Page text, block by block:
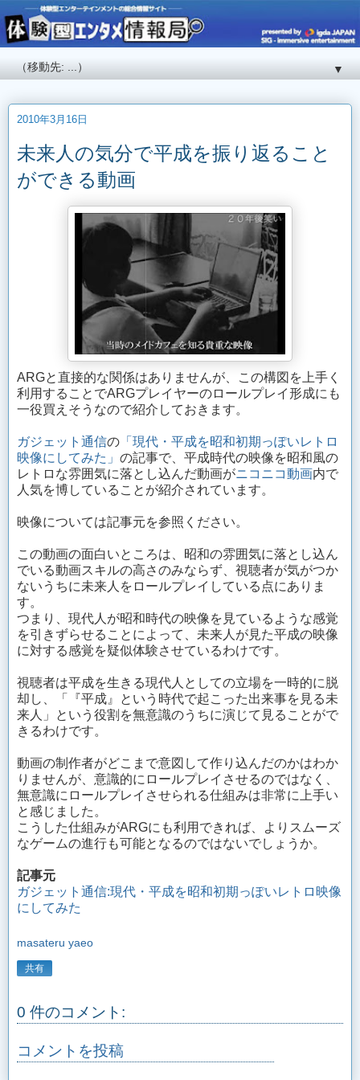
▼
2010年3月16日
未来人の気分で平成を振り返ること
ができる動画
ARGと直接的な関係はありませんが、この構図を上手く
利用することでARGプレイヤーのロールプレイ形成にも
一役買えそうなので紹介しておきます。
ガジェット通信の 「現代・平成を昭和初期っぽいレトロ
映像にしてみた」 の記事で、平成時代の映像を昭和風の
レトロな雰囲気に落とし込んだ動画がニコニコ動画内で
人気を博していることが紹介されています。
映像については記事元を参照ください。
この動画の面白いところは、昭和の雰囲気に落とし込ん
でいる動画スキルの高さのみならず、視聴者が気がつか
ないうちに未来人をロールプレイしている点にありま
す。
つまり、現代人が昭和時代の映像を見ているような感覚
を引きずらせることによって、未来人が見た平成の映像
に対する感覚を疑似体験させているわけです。
視聴者は平成を生きる現代人としての立場を一時的に脱
却し、「『平成』という時代で起こった出来事を見る未
来人」という役割を無意識のうちに演じて見ることがで
きるわけです。
動画の制作者がどこまで意図して作り込んだのかはわか
りませんが、意識的にロールプレイさせるのではなく、
無意識にロールプレイさせられる仕組みは非常に上手い
と感じました。
こうした仕組みがARGにも利用できれば、よりスムーズ
なゲームの進行も可能となるのではないでしょうか。
記事元
ガジェット通信:現代・平成を昭和初期っぽいレトロ映像
にしてみた
masateru yaeo
共有
0 件のコメント:
コメントを投稿